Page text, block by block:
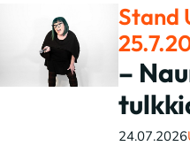
Stand
–
24.07.2026